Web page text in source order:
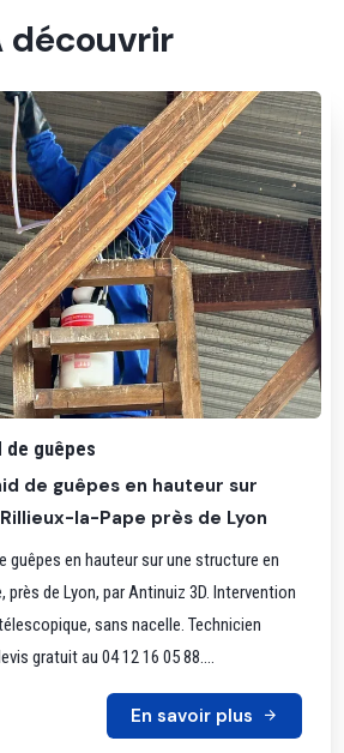
découvrir
de guêpes
de guêpes en hauteur sur
la-Pape près de Lyon
guêpes en hauteur sur une structure en
près de Lyon, par Antinuiz 3D. Intervention
sans nacelle. Technicien
gratuit au 04 12 16 05 88....
En savoir plus